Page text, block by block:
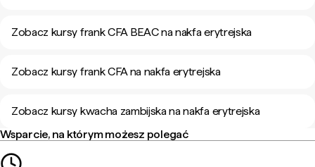
Zobacz kursy frank CFA BEAC na nakfa erytrejska
Zobacz kursy frank CFA na nakfa erytrejska
Zobacz kursy kwacha zambijska na nakfa erytrejska
Wsparcie, na którym możesz polegać